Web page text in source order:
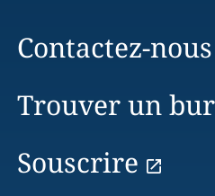
Contactez-nous
Trouver un
Souscrire